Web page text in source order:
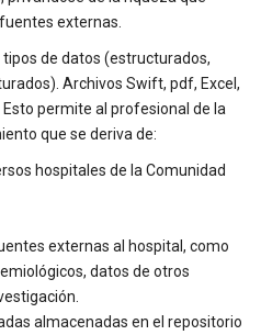
externas.
de datos (estructurados,
Archivos Swift, pdf, Excel,
permite al profesional de la
que se deriva de:
hospitales de la Comunidad
externas al hospital, como
datos de otros
almacenadas en el repositorio